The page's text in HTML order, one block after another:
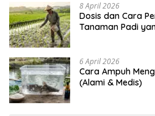
8 April 2026
Dosis dan Cara
Tanaman Padi
6 April 2026
Cara Ampuh
(Alami & Medis)